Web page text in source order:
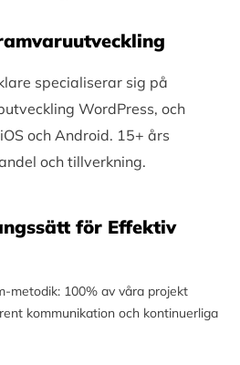
specialiserar sig på
WordPress, och
och Android. 15+ års
och tillverkning.
för Effektiv
metodik: 100% av våra projekt
kommunikation och kontinuerliga